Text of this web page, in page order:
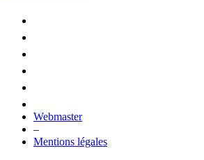
Webmaster
–
Mentions légales